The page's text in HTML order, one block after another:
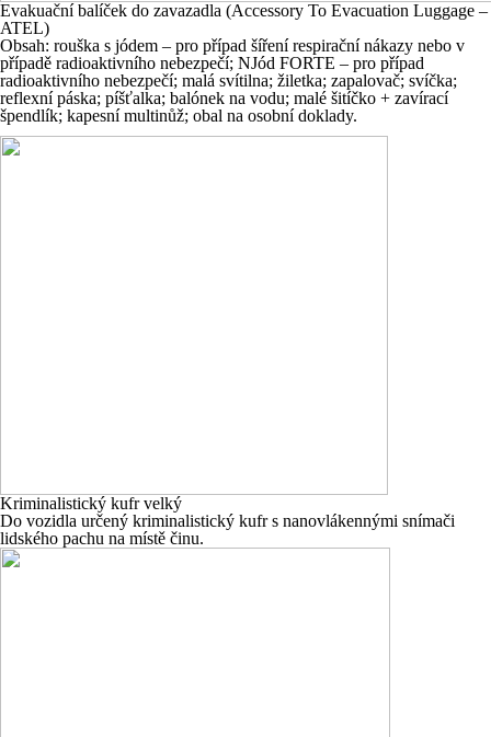
Evakuační balíček do zavazadla (Accessory To Evacuation Luggage –
ATEL)
Obsah: rouška s jódem – pro případ šíření respirační nákazy nebo v
případě radioaktivního nebezpečí; NJód FORTE – pro případ
radioaktivního nebezpečí; malá svítilna; žiletka; zapalovač; svíčka;
reflexní páska; píšťalka; balónek na vodu; malé šitíčko + zavírací
špendlík; kapesní multinůž; obal na osobní doklady.
Kriminalistický kufr velký
Do vozidla určený kriminalistický kufr s nanovlákennými snímači
lidského pachu na místě činu.